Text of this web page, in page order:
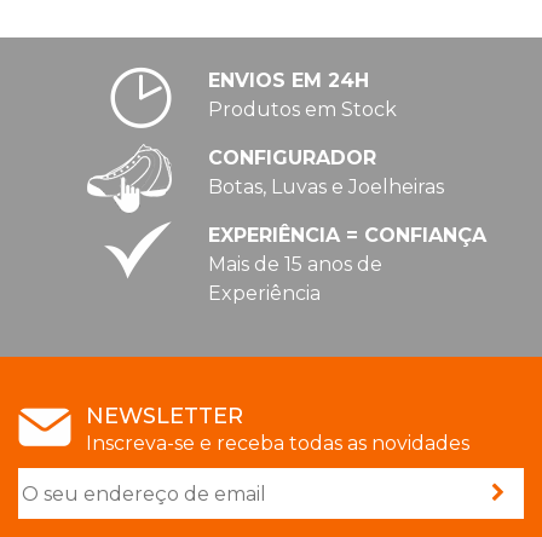
ENVIOS EM 24H
Produtos em Stock
CONFIGURADOR
Botas, Luvas e Joelheiras
EXPERIÊNCIA = CONFIANÇA
Mais de 15 anos de
Experiência
NEWSLETTER
Inscreva-se e receba todas as novidades